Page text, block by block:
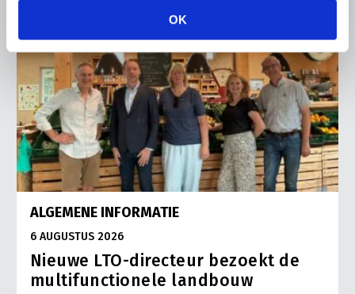
OK
ALGEMENE INFORMATIE
6 AUGUSTUS 2026
Nieuwe LTO-directeur bezoekt de
multifunctionele landbouw